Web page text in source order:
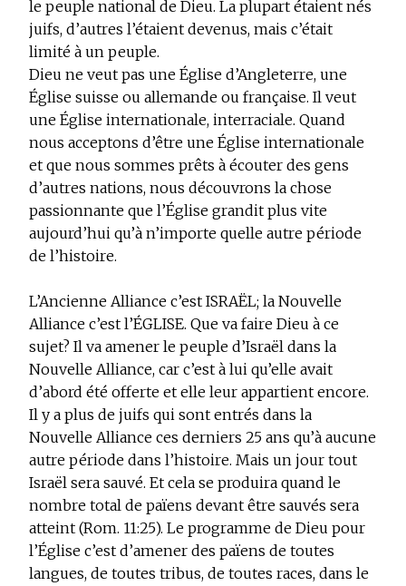
le peuple national de Dieu. La plupart étaient nés
juifs, d’autres l’étaient devenus, mais c’était
limité à un peuple.
Dieu ne veut pas une Église d’Angleterre, une
Église suisse ou allemande ou française. Il veut
une Église internationale, interraciale. Quand
nous acceptons d’être une Église internationale
et que nous sommes prêts à écouter des gens
d’autres nations, nous découvrons la chose
passionnante que l’Église grandit plus vite
aujourd’hui qu’à n’importe quelle autre période
de l’histoire.
L’Ancienne Alliance c’est ISRAËL; la Nouvelle
Alliance c’est l’ÉGLISE. Que va faire Dieu à ce
sujet? Il va amener le peuple d’Israël dans la
Nouvelle Alliance, car c’est à lui qu’elle avait
d’abord été offerte et elle leur appartient encore.
Il y a plus de juifs qui sont entrés dans la
Nouvelle Alliance ces derniers 25 ans qu’à aucune
autre période dans l’histoire. Mais un jour tout
Israël sera sauvé. Et cela se produira quand le
nombre total de païens devant être sauvés sera
atteint (Rom. 11:25). Le programme de Dieu pour
l’Église c’est d’amener des païens de toutes
langues, de toutes tribus, de toutes races, dans le